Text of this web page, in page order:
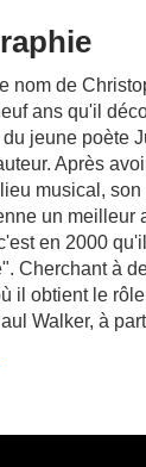
nom de
ans qu'il
du jeune poète
Après
musical,
un meilleur
en 2000
Cherchant à
il obtient le
Walker, à